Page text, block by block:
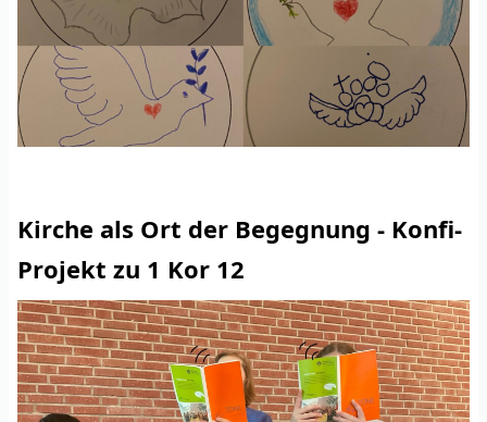
Kirche als Ort der Begegnung - Konfi-
Projekt zu 1 Kor 12